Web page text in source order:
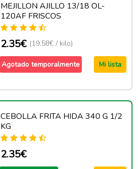
MEJILLON AJILLO 13/18 OL-
120AF FRISCOS
2.35€ (19.58€ / kilo)
Agotado temporalmente Mi lista
CEBOLLA FRITA HIDA 340 G 1/2
KG
2.35€